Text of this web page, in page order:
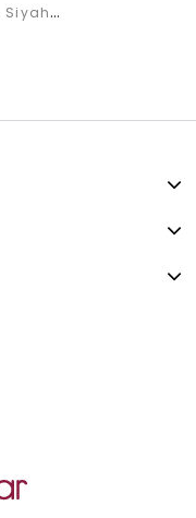
VACUVIN Şişe Tıpası, Siyah (2 parça)